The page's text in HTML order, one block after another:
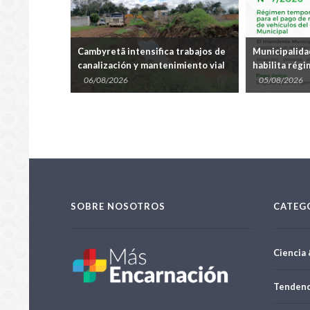
Municipalidad de Cambyretã
habilita régimen especial para
regularizar multas y retirar
vehículos del corralón
05/08/2026
fortalece
el
Rógarã
04/08/2026
SOBRE NOSOTROS
Ciencia